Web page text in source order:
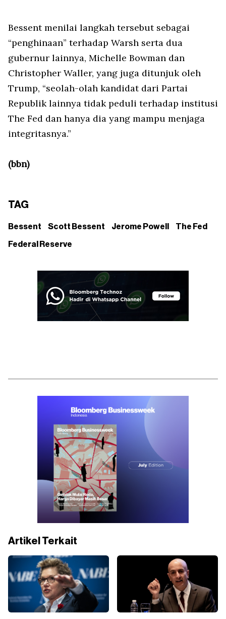
Bessent menilai langkah tersebut sebagai
“penghinaan” terhadap Warsh serta dua
gubernur lainnya, Michelle Bowman dan
Christopher Waller, yang juga ditunjuk oleh
Trump, “seolah-olah kandidat dari Partai
Republik lainnya tidak peduli terhadap institusi
The Fed dan hanya dia yang mampu menjaga
integritasnya.”
(bbn)
TAG
Bessent Scott Bessent Jerome Powell The Fed
Federal Reserve
Artikel Terkait